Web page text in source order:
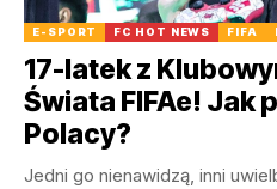
E-SPORT FC HOT NEWS FIFA
17-latek z
Świata FIFAe! Jak
Polacy?
Jedni go nienawidzą, inni